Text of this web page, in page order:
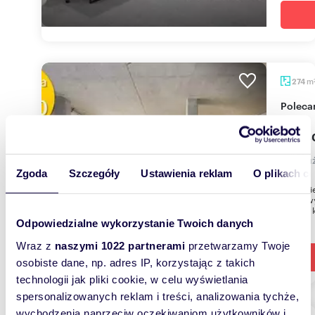
Zgoda Szczegóły Ustawienia reklam O plikach
Odpowiedzialne wykorzystanie Twoich danych
Wraz z naszymi 1022 partnerami przetwarzamy Twoje
osobiste dane, np. adres IP, korzystając z takich
technologii jak pliki cookie, w celu wyświetlania
spersonalizowanych reklam i treści, analizowania tychże,
274 m
30
lokal
Biuro
ofertę
274